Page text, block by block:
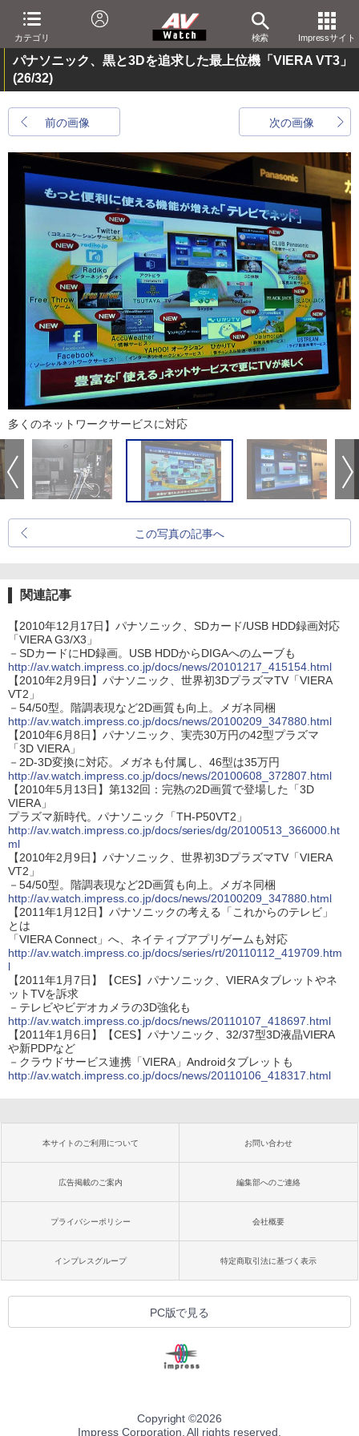
カテゴリ 検索 Impressサイト
パナソニック、黒と3Dを追求した最上位機「VIERA VT3」
(26/32)
前の画像 次の画像
多くのネットワークサービスに対応
この写真の記事へ
関連記事
【2010年12月17日】パナソニック、SDカード/USB HDD録画対応
「VIERA G3/X3」
－SDカードにHD録画。USB HDDからDIGAへのムーブも
http://av.watch.impress.co.jp/docs/news/20101217_415154.html
【2010年2月9日】パナソニック、世界初3DプラズマTV「VIERA
VT2」
－54/50型。階調表現など2D画質も向上。メガネ同梱
http://av.watch.impress.co.jp/docs/news/20100209_347880.html
【2010年6月8日】パナソニック、実売30万円の42型プラズマ
「3D VIERA」
－2D-3D変換に対応。メガネも付属し、46型は35万円
http://av.watch.impress.co.jp/docs/news/20100608_372807.html
【2010年5月13日】第132回：完熟の2D画質で登場した「3D
VIERA」
プラズマ新時代。パナソニック「TH-P50VT2」
http://av.watch.impress.co.jp/docs/series/dg/20100513_366000.ht
ml
【2010年2月9日】パナソニック、世界初3DプラズマTV「VIERA
VT2」
－54/50型。階調表現など2D画質も向上。メガネ同梱
http://av.watch.impress.co.jp/docs/news/20100209_347880.html
【2011年1月12日】パナソニックの考える「これからのテレビ」
とは
「VIERA Connect」へ、ネイティブアプリゲームも対応
http://av.watch.impress.co.jp/docs/series/rt/20110112_419709.htm
l
【2011年1月7日】【CES】パナソニック、VIERAタブレットやネ
ットTVを訴求
－テレビやビデオカメラの3D強化も
http://av.watch.impress.co.jp/docs/news/20110107_418697.html
【2011年1月6日】【CES】パナソニック、32/37型3D液晶VIERA
や新PDPなど
－クラウドサービス連携「VIERA」Androidタブレットも
http://av.watch.impress.co.jp/docs/news/20110106_418317.html
本サイトのご利用について お問い合わせ
広告掲載のご案内 編集部へのご連絡
プライバシーポリシー 会社概要
インプレスグループ 特定商取引法に基づく表示
PC版で見る
Copyright ©2026
Impress Corporation. All rights reserved.